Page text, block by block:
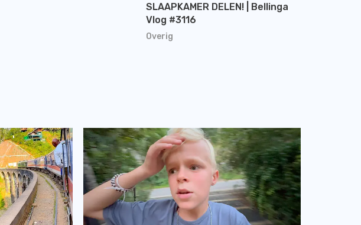
Overig
SLAAPKAMER DELEN! | Bellinga
Vlog #3116